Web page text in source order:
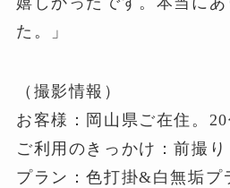
た。」
（撮影情報）
お客様：岡山県ご在住。
ご利用のきっかけ：前撮り
プラン：色打掛&白無垢プ